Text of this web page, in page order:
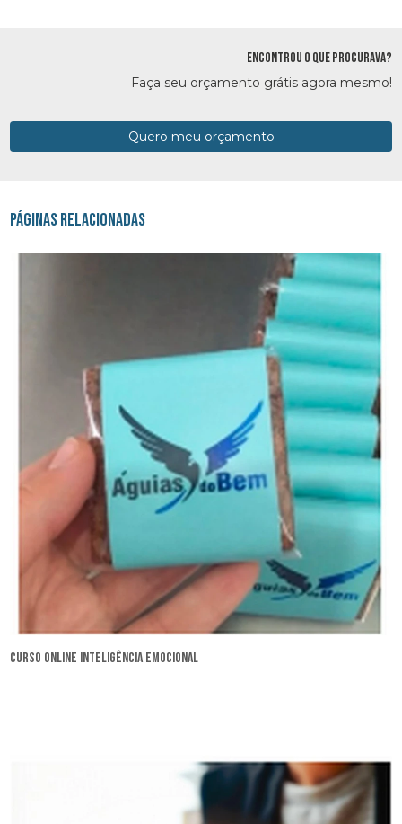
ENCONTROU O QUE PROCURAVA?
Faça seu orçamento grátis agora mesmo!
Quero meu orçamento
Páginas Relacionadas
curso online inteligência emocional